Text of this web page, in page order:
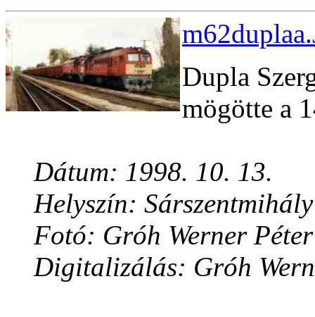
Dupla
mögötte a
Dátum: 1998. 10. 13.
Helyszín: Sárszentmihály
Fotó: Gróh Werner Péter
Digitalizálás: Gróh